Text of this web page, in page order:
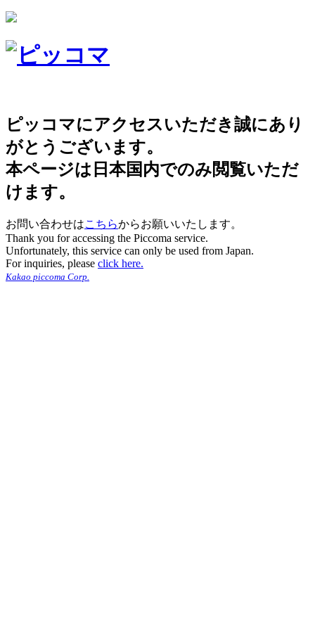
ピッコマにアクセスいただき誠にあり
がとうございます。
本ページは日本国内でのみ閲覧いただ
けます。
お問い合わせはこちらからお願いいたします。
Thank you for accessing the Piccoma service.
Unfortunately, this service can only be used from Japan.
For inquiries, please click here.
Kakao piccoma Corp.